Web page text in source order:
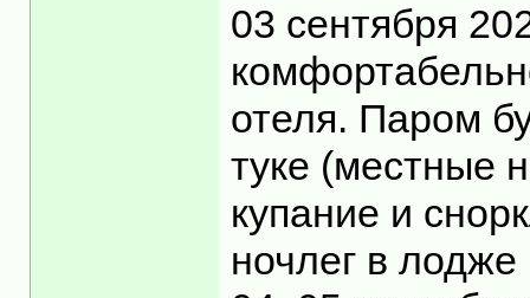
03 сентября
отеля. Паром
туке (местные
купание и
ночлег в